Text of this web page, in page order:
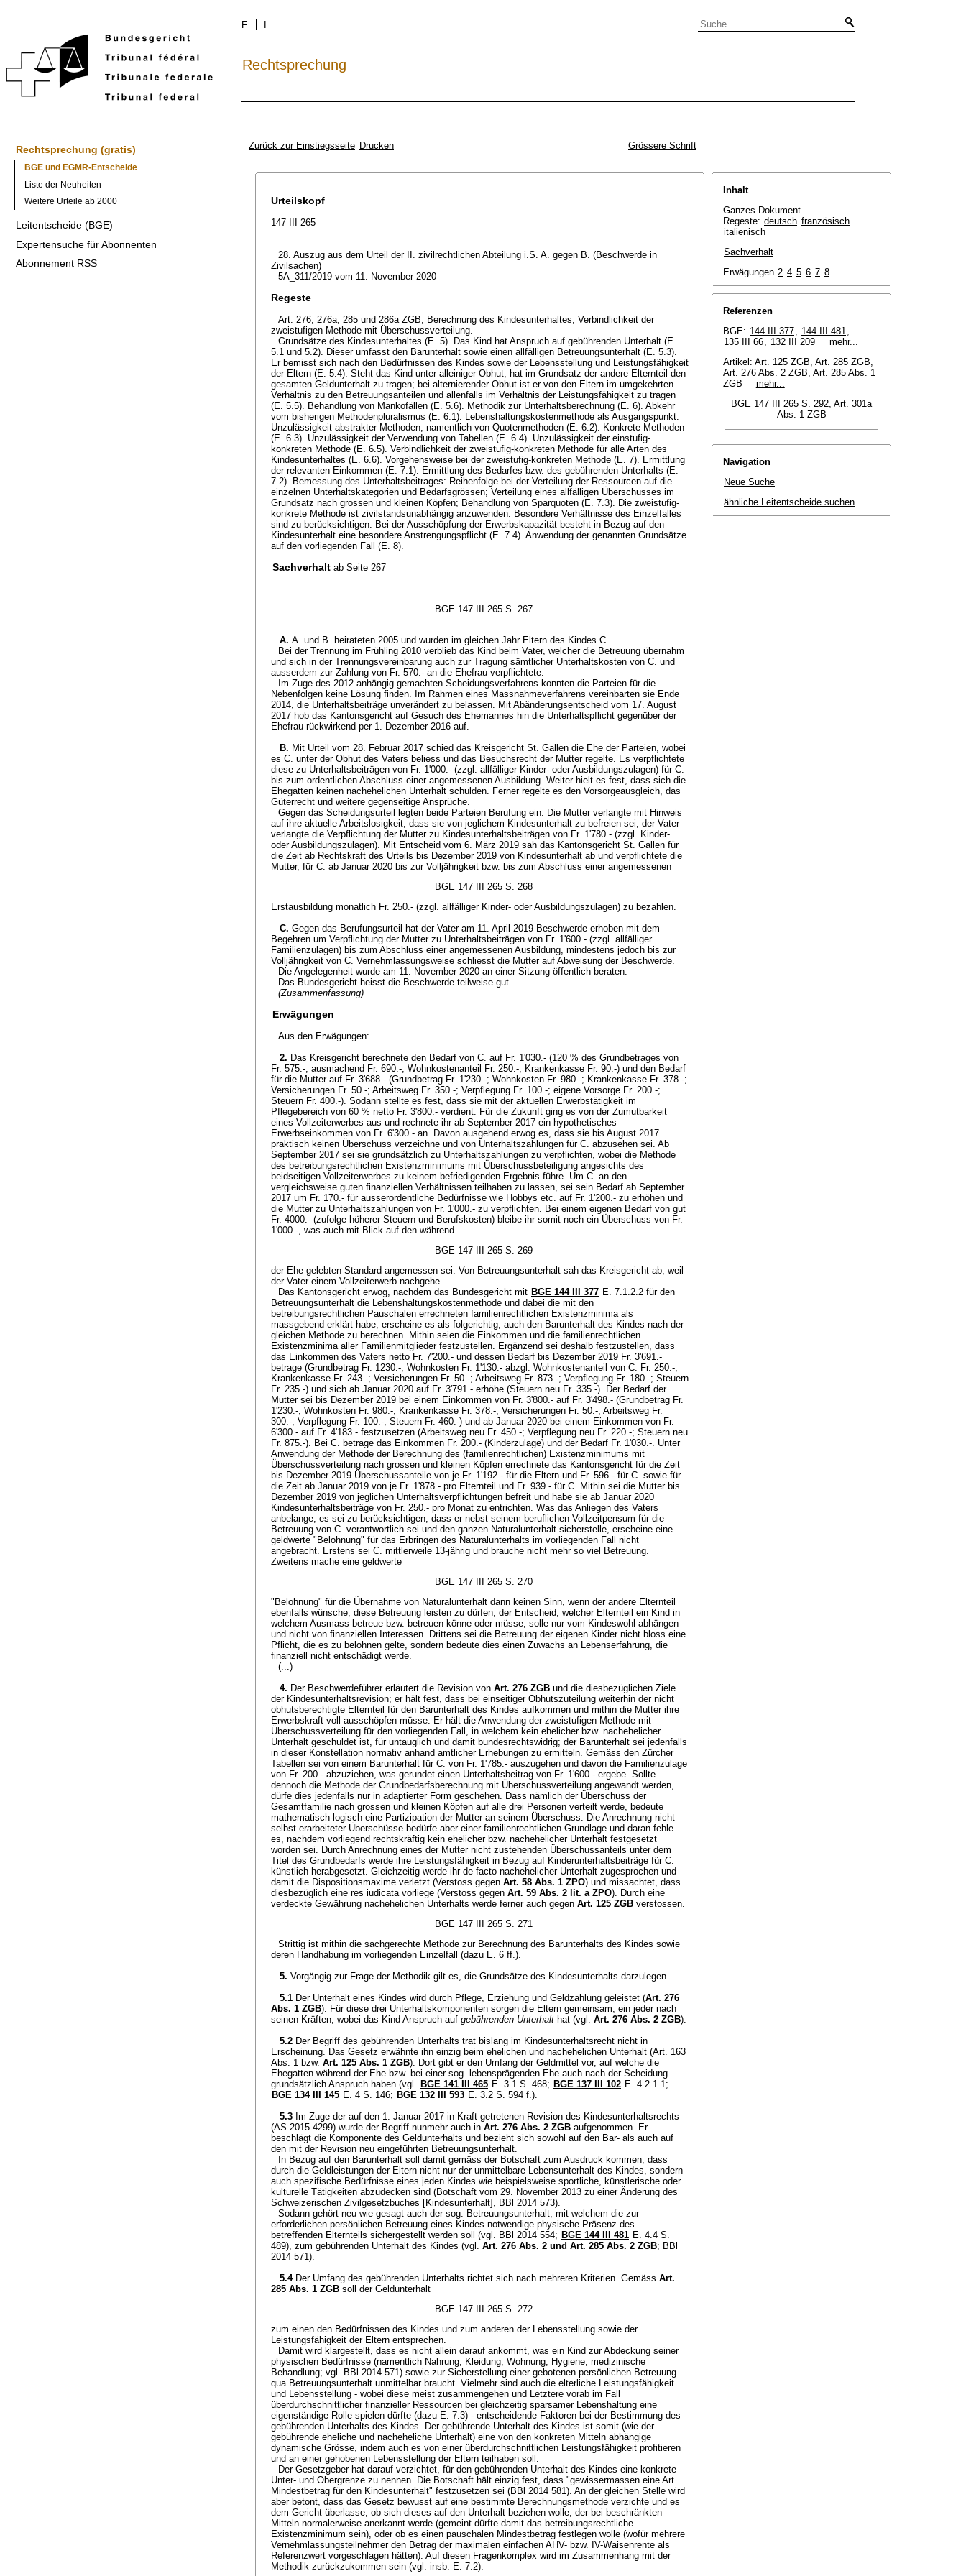
F
Rechtsprechung
Rechtsprechung (gratis)
BGE und EGMR-Entscheide
Liste der Neuheiten
Weitere Urteile ab 2000
Leitentscheide (BGE)
Expertensuche für Abonnenten
Abonnement RSS
Zurück zur Einstiegsseite Drucken Grössere Schrift
Urteilskopf
147 III 265
28. Auszug aus dem Urteil der II. zivilrechtlichen Abteilung i.S. A. gegen B. (Beschwerde in
Zivilsachen)
5A_311/2019 vom 11. November 2020
Regeste
Art. 276, 276a, 285 und 286a ZGB; Berechnung des Kindesunterhaltes; Verbindlichkeit der
zweistufigen Methode mit Überschussverteilung.
Grundsätze des Kindesunterhaltes (E. 5). Das Kind hat Anspruch auf gebührenden Unterhalt (E.
5.1 und 5.2). Dieser umfasst den Barunterhalt sowie einen allfälligen Betreuungsunterhalt (E. 5.3).
Er bemisst sich nach den Bedürfnissen des Kindes sowie der Lebensstellung und Leistungsfähigkeit
der Eltern (E. 5.4). Steht das Kind unter alleiniger Obhut, hat im Grundsatz der andere Elternteil den
gesamten Geldunterhalt zu tragen; bei alternierender Obhut ist er von den Eltern im umgekehrten
Verhältnis zu den Betreuungsanteilen und allenfalls im Verhältnis der Leistungsfähigkeit zu tragen
(E. 5.5). Behandlung von Mankofällen (E. 5.6). Methodik zur Unterhaltsberechnung (E. 6). Abkehr
vom bisherigen Methodenpluralismus (E. 6.1). Lebenshaltungskostenmethode als Ausgangspunkt.
Unzulässigkeit abstrakter Methoden, namentlich von Quotenmethoden (E. 6.2). Konkrete Methoden
(E. 6.3). Unzulässigkeit der Verwendung von Tabellen (E. 6.4). Unzulässigkeit der einstufig-
konkreten Methode (E. 6.5). Verbindlichkeit der zweistufig-konkreten Methode für alle Arten des
Kindesunterhaltes (E. 6.6). Vorgehensweise bei der zweistufig-konkreten Methode (E. 7). Ermittlung
der relevanten Einkommen (E. 7.1). Ermittlung des Bedarfes bzw. des gebührenden Unterhalts (E.
7.2). Bemessung des Unterhaltsbeitrages: Reihenfolge bei der Verteilung der Ressourcen auf die
einzelnen Unterhaltskategorien und Bedarfsgrössen; Verteilung eines allfälligen Überschusses im
Grundsatz nach grossen und kleinen Köpfen; Behandlung von Sparquoten (E. 7.3). Die zweistufig-
konkrete Methode ist zivilstandsunabhängig anzuwenden. Besondere Verhältnisse des Einzelfalles
sind zu berücksichtigen. Bei der Ausschöpfung der Erwerbskapazität besteht in Bezug auf den
Kindesunterhalt eine besondere Anstrengungspflicht (E. 7.4). Anwendung der genannten Grundsätze
auf den vorliegenden Fall (E. 8).
Sachverhalt ab Seite 267
BGE 147 III 265 S. 267
A. A. und B. heirateten 2005 und wurden im gleichen Jahr Eltern des Kindes C.
Bei der Trennung im Frühling 2010 verblieb das Kind beim Vater, welcher die Betreuung übernahm
und sich in der Trennungsvereinbarung auch zur Tragung sämtlicher Unterhaltskosten von C. und
ausserdem zur Zahlung von Fr. 570.- an die Ehefrau verpflichtete.
Im Zuge des 2012 anhängig gemachten Scheidungsverfahrens konnten die Parteien für die
Nebenfolgen keine Lösung finden. Im Rahmen eines Massnahmeverfahrens vereinbarten sie Ende
2014, die Unterhaltsbeiträge unverändert zu belassen. Mit Abänderungsentscheid vom 17. August
2017 hob das Kantonsgericht auf Gesuch des Ehemannes hin die Unterhaltspflicht gegenüber der
Ehefrau rückwirkend per 1. Dezember 2016 auf.
B. Mit Urteil vom 28. Februar 2017 schied das Kreisgericht St. Gallen die Ehe der Parteien, wobei
es C. unter der Obhut des Vaters beliess und das Besuchsrecht der Mutter regelte. Es verpflichtete
diese zu Unterhaltsbeiträgen von Fr. 1'000.- (zzgl. allfälliger Kinder- oder Ausbildungszulagen) für C.
bis zum ordentlichen Abschluss einer angemessenen Ausbildung. Weiter hielt es fest, dass sich die
Ehegatten keinen nachehelichen Unterhalt schulden. Ferner regelte es den Vorsorgeausgleich, das
Güterrecht und weitere gegenseitige Ansprüche.
Gegen das Scheidungsurteil legten beide Parteien Berufung ein. Die Mutter verlangte mit Hinweis
auf ihre aktuelle Arbeitslosigkeit, dass sie von jeglichem Kindesunterhalt zu befreien sei; der Vater
verlangte die Verpflichtung der Mutter zu Kindesunterhaltsbeiträgen von Fr. 1'780.- (zzgl. Kinder-
oder Ausbildungszulagen). Mit Entscheid vom 6. März 2019 sah das Kantonsgericht St. Gallen für
die Zeit ab Rechtskraft des Urteils bis Dezember 2019 von Kindesunterhalt ab und verpflichtete die
Mutter, für C. ab Januar 2020 bis zur Volljährigkeit bzw. bis zum Abschluss einer angemessenen
BGE 147 III 265 S. 268
Erstausbildung monatlich Fr. 250.- (zzgl. allfälliger Kinder- oder Ausbildungszulagen) zu bezahlen.
C. Gegen das Berufungsurteil hat der Vater am 11. April 2019 Beschwerde erhoben mit dem
Begehren um Verpflichtung der Mutter zu Unterhaltsbeiträgen von Fr. 1'600.- (zzgl. allfälliger
Familienzulagen) bis zum Abschluss einer angemessenen Ausbildung, mindestens jedoch bis zur
Volljährigkeit von C. Vernehmlassungsweise schliesst die Mutter auf Abweisung der Beschwerde.
Die Angelegenheit wurde am 11. November 2020 an einer Sitzung öffentlich beraten.
Das Bundesgericht heisst die Beschwerde teilweise gut.
(Zusammenfassung)
Erwägungen
Aus den Erwägungen:
2. Das Kreisgericht berechnete den Bedarf von C. auf Fr. 1'030.- (120 % des Grundbetrages von
Fr. 575.-, ausmachend Fr. 690.-, Wohnkostenanteil Fr. 250.-, Krankenkasse Fr. 90.-) und den Bedarf
für die Mutter auf Fr. 3'688.- (Grundbetrag Fr. 1'230.-; Wohnkosten Fr. 980.-; Krankenkasse Fr. 378.-;
Versicherungen Fr. 50.-; Arbeitsweg Fr. 350.-; Verpflegung Fr. 100.-; eigene Vorsorge Fr. 200.-;
Steuern Fr. 400.-). Sodann stellte es fest, dass sie mit der aktuellen Erwerbstätigkeit im
Pflegebereich von 60 % netto Fr. 3'800.- verdient. Für die Zukunft ging es von der Zumutbarkeit
eines Vollzeiterwerbes aus und rechnete ihr ab September 2017 ein hypothetisches
Erwerbseinkommen von Fr. 6'300.- an. Davon ausgehend erwog es, dass sie bis August 2017
praktisch keinen Überschuss verzeichne und von Unterhaltszahlungen für C. abzusehen sei. Ab
September 2017 sei sie grundsätzlich zu Unterhaltszahlungen zu verpflichten, wobei die Methode
des betreibungsrechtlichen Existenzminimums mit Überschussbeteiligung angesichts des
beidseitigen Vollzeiterwerbes zu keinem befriedigenden Ergebnis führe. Um C. an den
vergleichsweise guten finanziellen Verhältnissen teilhaben zu lassen, sei sein Bedarf ab September
2017 um Fr. 170.- für ausserordentliche Bedürfnisse wie Hobbys etc. auf Fr. 1'200.- zu erhöhen und
die Mutter zu Unterhaltszahlungen von Fr. 1'000.- zu verpflichten. Bei einem eigenen Bedarf von gut
Fr. 4000.- (zufolge höherer Steuern und Berufskosten) bleibe ihr somit noch ein Überschuss von Fr.
1'000.-, was auch mit Blick auf den während
BGE 147 III 265 S. 269
der Ehe gelebten Standard angemessen sei. Von Betreuungsunterhalt sah das Kreisgericht ab, weil
der Vater einem Vollzeiterwerb nachgehe.
Das Kantonsgericht erwog, nachdem das Bundesgericht mit BGE 144 III 377 E. 7.1.2.2 für den
Betreuungsunterhalt die Lebenshaltungskostenmethode und dabei die mit den
betreibungsrechtlichen Pauschalen errechneten familienrechtlichen Existenzminima als
massgebend erklärt habe, erscheine es als folgerichtig, auch den Barunterhalt des Kindes nach der
gleichen Methode zu berechnen. Mithin seien die Einkommen und die familienrechtlichen
Existenzminima aller Familienmitglieder festzustellen. Ergänzend sei deshalb festzustellen, dass
das Einkommen des Vaters netto Fr. 7'200.- und dessen Bedarf bis Dezember 2019 Fr. 3'691.-
betrage (Grundbetrag Fr. 1230.-; Wohnkosten Fr. 1'130.- abzgl. Wohnkostenanteil von C. Fr. 250.-;
Krankenkasse Fr. 243.-; Versicherungen Fr. 50.-; Arbeitsweg Fr. 873.-; Verpflegung Fr. 180.-; Steuern
Fr. 235.-) und sich ab Januar 2020 auf Fr. 3'791.- erhöhe (Steuern neu Fr. 335.-). Der Bedarf der
Mutter sei bis Dezember 2019 bei einem Einkommen von Fr. 3'800.- auf Fr. 3'498.- (Grundbetrag Fr.
1'230.-; Wohnkosten Fr. 980.-; Krankenkasse Fr. 378.-; Versicherungen Fr. 50.-; Arbeitsweg Fr.
300.-; Verpflegung Fr. 100.-; Steuern Fr. 460.-) und ab Januar 2020 bei einem Einkommen von Fr.
6'300.- auf Fr. 4'183.- festzusetzen (Arbeitsweg neu Fr. 450.-; Verpflegung neu Fr. 220.-; Steuern neu
Fr. 875.-). Bei C. betrage das Einkommen Fr. 200.- (Kinderzulage) und der Bedarf Fr. 1'030.-. Unter
Anwendung der Methode der Berechnung des (familienrechtlichen) Existenzminimums mit
Überschussverteilung nach grossen und kleinen Köpfen errechnete das Kantonsgericht für die Zeit
bis Dezember 2019 Überschussanteile von je Fr. 1'192.- für die Eltern und Fr. 596.- für C. sowie für
die Zeit ab Januar 2019 von je Fr. 1'878.- pro Elternteil und Fr. 939.- für C. Mithin sei die Mutter bis
Dezember 2019 von jeglichen Unterhaltsverpflichtungen befreit und habe sie ab Januar 2020
Kindesunterhaltsbeiträge von Fr. 250.- pro Monat zu entrichten. Was das Anliegen des Vaters
anbelange, es sei zu berücksichtigen, dass er nebst seinem beruflichen Vollzeitpensum für die
Betreuung von C. verantwortlich sei und den ganzen Naturalunterhalt sicherstelle, erscheine eine
geldwerte "Belohnung" für das Erbringen des Naturalunterhalts im vorliegenden Fall nicht
angebracht. Erstens sei C. mittlerweile 13-jährig und brauche nicht mehr so viel Betreuung.
Zweitens mache eine geldwerte
BGE 147 III 265 S. 270
"Belohnung" für die Übernahme von Naturalunterhalt dann keinen Sinn, wenn der andere Elternteil
ebenfalls wünsche, diese Betreuung leisten zu dürfen; der Entscheid, welcher Elternteil ein Kind in
welchem Ausmass betreue bzw. betreuen könne oder müsse, solle nur vom Kindeswohl abhängen
und nicht von finanziellen Interessen. Drittens sei die Betreuung der eigenen Kinder nicht bloss eine
Pflicht, die es zu belohnen gelte, sondern bedeute dies einen Zuwachs an Lebenserfahrung, die
finanziell nicht entschädigt werde.
(...)
4. Der Beschwerdeführer erläutert die Revision von Art. 276 ZGB und die diesbezüglichen Ziele
der Kindesunterhaltsrevision; er hält fest, dass bei einseitiger Obhutszuteilung weiterhin der nicht
obhutsberechtigte Elternteil für den Barunterhalt des Kindes aufkommen und mithin die Mutter ihre
Erwerbskraft voll ausschöpfen müsse. Er hält die Anwendung der zweistufigen Methode mit
Überschussverteilung für den vorliegenden Fall, in welchem kein ehelicher bzw. nachehelicher
Unterhalt geschuldet ist, für untauglich und damit bundesrechtswidrig; der Barunterhalt sei jedenfalls
in dieser Konstellation normativ anhand amtlicher Erhebungen zu ermitteln. Gemäss den Zürcher
Tabellen sei von einem Barunterhalt für C. von Fr. 1'785.- auszugehen und davon die Familienzulage
von Fr. 200.- abzuziehen, was gerundet einen Unterhaltsbeitrag von Fr. 1'600.- ergebe. Sollte
dennoch die Methode der Grundbedarfsberechnung mit Überschussverteilung angewandt werden,
dürfe dies jedenfalls nur in adaptierter Form geschehen. Dass nämlich der Überschuss der
Gesamtfamilie nach grossen und kleinen Köpfen auf alle drei Personen verteilt werde, bedeute
mathematisch-logisch eine Partizipation der Mutter an seinem Überschuss. Die Anrechnung nicht
selbst erarbeiteter Überschüsse bedürfe aber einer familienrechtlichen Grundlage und daran fehle
es, nachdem vorliegend rechtskräftig kein ehelicher bzw. nachehelicher Unterhalt festgesetzt
worden sei. Durch Anrechnung eines der Mutter nicht zustehenden Überschussanteils unter dem
Titel des Grundbedarfs werde ihre Leistungsfähigkeit in Bezug auf Kinderunterhaltsbeiträge für C.
künstlich herabgesetzt. Gleichzeitig werde ihr de facto nachehelicher Unterhalt zugesprochen und
damit die Dispositionsmaxime verletzt (Verstoss gegen Art. 58 Abs. 1 ZPO) und missachtet, dass
diesbezüglich eine res iudicata vorliege (Verstoss gegen Art. 59 Abs. 2 lit. a ZPO). Durch eine
verdeckte Gewährung nachehelichen Unterhalts werde ferner auch gegen Art. 125 ZGB verstossen.
BGE 147 III 265 S. 271
Strittig ist mithin die sachgerechte Methode zur Berechnung des Barunterhalts des Kindes sowie
deren Handhabung im vorliegenden Einzelfall (dazu E. 6 ff.).
5. Vorgängig zur Frage der Methodik gilt es, die Grundsätze des Kindesunterhalts darzulegen.
5.1 Der Unterhalt eines Kindes wird durch Pflege, Erziehung und Geldzahlung geleistet (Art. 276
Abs. 1 ZGB). Für diese drei Unterhaltskomponenten sorgen die Eltern gemeinsam, ein jeder nach
seinen Kräften, wobei das Kind Anspruch auf gebührenden Unterhalt hat (vgl. Art. 276 Abs. 2 ZGB).
5.2 Der Begriff des gebührenden Unterhalts trat bislang im Kindesunterhaltsrecht nicht in
Erscheinung. Das Gesetz erwähnte ihn einzig beim ehelichen und nachehelichen Unterhalt (Art. 163
Abs. 1 bzw. Art. 125 Abs. 1 ZGB). Dort gibt er den Umfang der Geldmittel vor, auf welche die
Ehegatten während der Ehe bzw. bei einer sog. lebensprägenden Ehe auch nach der Scheidung
grundsätzlich Anspruch haben (vgl. BGE 141 III 465 E. 3.1 S. 468; BGE 137 III 102 E. 4.2.1.1;
BGE 134 III 145 E. 4 S. 146; BGE 132 III 593 E. 3.2 S. 594 f.).
5.3 Im Zuge der auf den 1. Januar 2017 in Kraft getretenen Revision des Kindesunterhaltsrechts
(AS 2015 4299) wurde der Begriff nunmehr auch in Art. 276 Abs. 2 ZGB aufgenommen. Er
beschlägt die Komponente des Geldunterhalts und bezieht sich sowohl auf den Bar- als auch auf
den mit der Revision neu eingeführten Betreuungsunterhalt.
In Bezug auf den Barunterhalt soll damit gemäss der Botschaft zum Ausdruck kommen, dass
durch die Geldleistungen der Eltern nicht nur der unmittelbare Lebensunterhalt des Kindes, sondern
auch spezifische Bedürfnisse eines jeden Kindes wie beispielsweise sportliche, künstlerische oder
kulturelle Tätigkeiten abzudecken sind (Botschaft vom 29. November 2013 zu einer Änderung des
Schweizerischen Zivilgesetzbuches [Kindesunterhalt], BBl 2014 573).
Sodann gehört neu wie gesagt auch der sog. Betreuungsunterhalt, mit welchem die zur
erforderlichen persönlichen Betreuung eines Kindes notwendige physische Präsenz des
betreffenden Elternteils sichergestellt werden soll (vgl. BBl 2014 554; BGE 144 III 481 E. 4.4 S.
489), zum gebührenden Unterhalt des Kindes (vgl. Art. 276 Abs. 2 und Art. 285 Abs. 2 ZGB; BBl
2014 571).
5.4 Der Umfang des gebührenden Unterhalts richtet sich nach mehreren Kriterien. Gemäss Art.
285 Abs. 1 ZGB soll der Geldunterhalt
BGE 147 III 265 S. 272
zum einen den Bedürfnissen des Kindes und zum anderen der Lebensstellung sowie der
Leistungsfähigkeit der Eltern entsprechen.
Damit wird klargestellt, dass es nicht allein darauf ankommt, was ein Kind zur Abdeckung seiner
physischen Bedürfnisse (namentlich Nahrung, Kleidung, Wohnung, Hygiene, medizinische
Behandlung; vgl. BBl 2014 571) sowie zur Sicherstellung einer gebotenen persönlichen Betreuung
qua Betreuungsunterhalt unmittelbar braucht. Vielmehr sind auch die elterliche Leistungsfähigkeit
und Lebensstellung - wobei diese meist zusammengehen und Letztere vorab im Fall
überdurchschnittlicher finanzieller Ressourcen bei gleichzeitig sparsamer Lebenshaltung eine
eigenständige Rolle spielen dürfte (dazu E. 7.3) - entscheidende Faktoren bei der Bestimmung des
gebührenden Unterhalts des Kindes. Der gebührende Unterhalt des Kindes ist somit (wie der
gebührende eheliche und nacheheliche Unterhalt) eine von den konkreten Mitteln abhängige
dynamische Grösse, indem auch es von einer überdurchschnittlichen Leistungsfähigkeit profitieren
und an einer gehobenen Lebensstellung der Eltern teilhaben soll.
Der Gesetzgeber hat darauf verzichtet, für den gebührenden Unterhalt des Kindes eine konkrete
Unter- und Obergrenze zu nennen. Die Botschaft hält einzig fest, dass "gewissermassen eine Art
Mindestbetrag für den Kindesunterhalt" festzusetzen sei (BBl 2014 581). An der gleichen Stelle wird
aber betont, dass das Gesetz bewusst auf eine bestimmte Berechnungsmethode verzichte und es
dem Gericht überlasse, ob sich dieses auf den Unterhalt beziehen wolle, der bei beschränkten
Mitteln normalerweise anerkannt werde (gemeint dürfte damit das betreibungsrechtliche
Existenzminimum sein), oder ob es einen pauschalen Mindestbetrag festlegen wolle (wofür mehrere
Vernehmlassungsteilnehmer den Betrag der maximalen einfachen AHV- bzw. IV-Waisenrente als
Referenzwert vorgeschlagen hätten). Auf diesen Fragenkomplex wird im Zusammenhang mit der
Methodik zurückzukommen sein (vgl. insb. E. 7.2).
Inhalt
Ganzes Dokument
Regeste: deutsch französisch
italienisch
Sachverhalt
Erwägungen 2 4 5 6 7 8
Referenzen
BGE: 144 III 377, 144 III 481,
135 III 66, 132 III 209
mehr...
Artikel: Art. 125 ZGB, Art. 285 ZGB,
Art. 276 Abs. 2 ZGB, Art. 285 Abs. 1
ZGB
mehr...
BGE 147 III 265 S. 292, Art. 301a
Abs. 1 ZGB
Navigation
Neue Suche
ähnliche Leitentscheide suchen